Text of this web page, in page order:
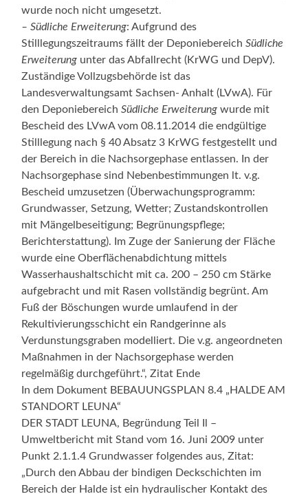
wurde noch nicht umgesetzt.
– Südliche Erweiterung: Aufgrund des
Stilllegungszeitraums fällt der DeponiebereichSüdliche
Erweiterung unter das Abfallrecht (KrWG und DepV).
Zuständige Vollzugsbehörde ist das
Landesverwaltungsamt Sachsen- Anhalt (LVwA). Für
den DeponiebereichSüdliche Erweiterungwurde mit
Bescheid des LVwA vom 08.11.2014 die endgültige
Stilllegung nach § 40 Absatz 3 KrWG festgestellt und
der Bereich in die Nachsorgephase entlassen. In der
Nachsorgephase sind Nebenbestimmungen lt. v.g.
Bescheid umzusetzen (Überwachungsprogramm:
Grundwasser, Setzung, Wetter; Zustandskontrollen
mit Mängelbeseitigung; Begrünungspflege;
Berichterstattung). Im Zuge der Sanierung der Fläche
wurde eine Oberflächenabdichtung mittels
Wasserhaushaltschicht mit ca. 200 – 250 cm Stärke
aufgebracht und mit Rasen vollständig begrünt. Am
Fuß der Böschungen wurde umlaufend in der
Rekultivierungsschicht ein Randgerinne als
Verdunstungsgraben modelliert. Die v.g. angeordneten
Maßnahmen in der Nachsorgephase werden
regelmäßig durchgeführt.“, Zitat Ende
In dem Dokument BEBAUUNGSPLAN 8.4 „HALDE AM
STANDORT LEUNA“
DER STADT LEUNA, Begründung Teil Il –
Umweltbericht mit Stand vom 16. Juni 2009 unter
Punkt 2.1.1.4 Grundwasser folgendes aus, Zitat:
„Durch den Abbau der bindigen Deckschichten im
Bereich der Halde ist ein hydraulischer Kontakt des